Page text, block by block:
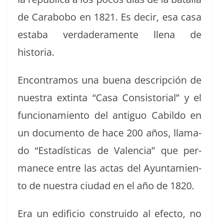
de Carabobo en 1821. Es decir, esa casa
esta­ba ver­dadera­mente llena de
historia.
Encon­tramos una bue­na descrip­ción de
nues­tra extin­ta “Casa Con­sis­to­r­i­al” y el
fun­cionamien­to del antiguo Cabil­do en
un doc­u­men­to de hace 200 años, lla­ma­
do “Estadís­ti­cas de Valen­cia” que per­
manece entre las actas del Ayun­tamien­
to de nues­tra ciu­dad en el año de 1820.
Era un edi­fi­cio con­stru­i­do al efec­to, no